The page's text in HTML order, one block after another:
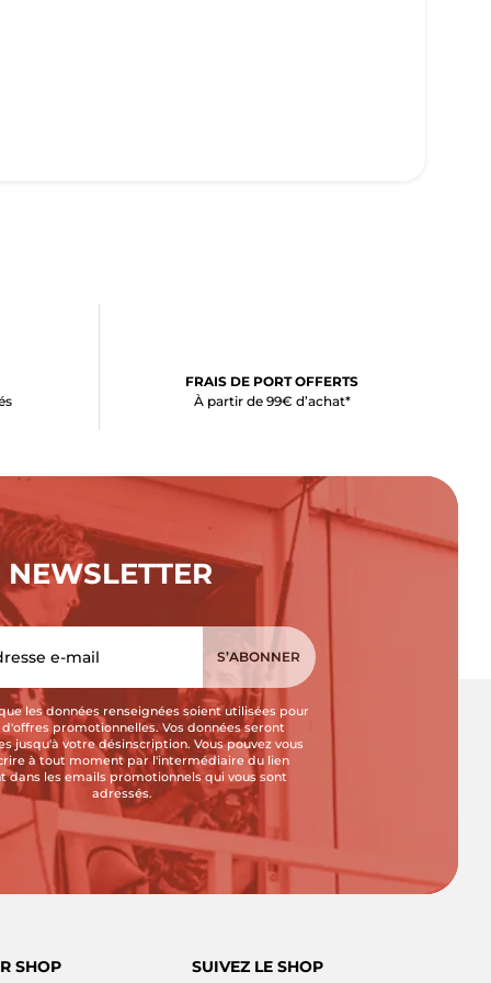
FRAIS DE PORT OFFERTS
À partir de 99€ d’achat*
NEWSLETTER
les données renseignées soient utilisées pour
d'offres promotionnelles. Vos données seront
jusqu'à votre désinscription. Vous pouvez vous
à tout moment par l'intermédiaire du lien
dans les emails promotionnels qui vous sont
adressés.
SHOP SUIVEZ LE SHOP